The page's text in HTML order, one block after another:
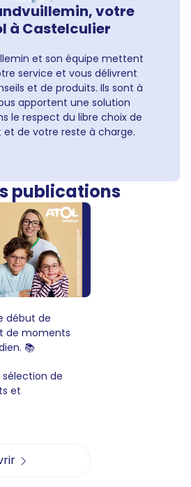
votre
à Castelculier
et son équipe mettent
service et vous délivrent
et de produits. Ils sont à
apportent une solution
le respect du libre choix de
de votre reste à charge.
publications
début de
de moments
📚
sélection de
et